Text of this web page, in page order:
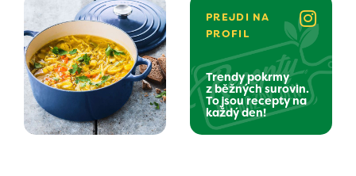
PREJDI NA
PROFIL
Trendy pokrmy
z běžných surovin.
To jsou recepty na
každý den!